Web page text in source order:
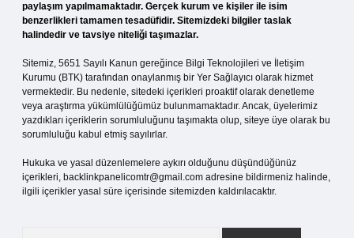
paylaşım yapılmamaktadır. Gerçek kurum ve kişiler ile isim
benzerlikleri tamamen tesadüfidir. Sitemizdeki bilgiler taslak
halindedir ve tavsiye niteliği taşımazlar.
Sitemiz, 5651 Sayılı Kanun gereğince Bilgi Teknolojileri ve İletişim
Kurumu (BTK) tarafından onaylanmış bir Yer Sağlayıcı olarak hizmet
vermektedir. Bu nedenle, sitedeki içerikleri proaktif olarak denetleme
veya araştırma yükümlülüğümüz bulunmamaktadır. Ancak, üyelerimiz
yazdıkları içeriklerin sorumluluğunu taşımakta olup, siteye üye olarak bu
sorumluluğu kabul etmiş sayılırlar.
Hukuka ve yasal düzenlemelere aykırı olduğunu düşündüğünüz
içerikleri, backlinkpanelicomtr@gmail.com adresine bildirmeniz halinde,
ilgili içerikler yasal süre içerisinde sitemizden kaldırılacaktır.